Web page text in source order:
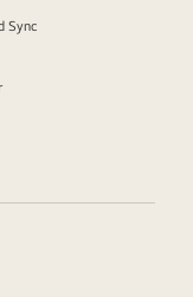
Sync